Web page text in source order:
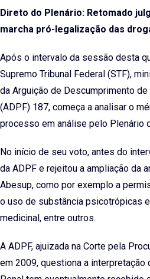
Email
Direto do Plenário: Retomado
marcha pró-legalização das
Após o intervalo da sessão desta
Supremo Tribunal Federal (STF),
da Arguição de Descumprimento
(ADPF) 187, começa a analisar o
processo em análise pelo Plenário
No início de seu voto, antes do
da ADPF e rejeitou a ampliação da
Abesup, como por exemplo a
o uso de substância psicotrópicas
medicinal, entre outros.
A ADPF, ajuizada na Corte pela
em 2009, questiona a